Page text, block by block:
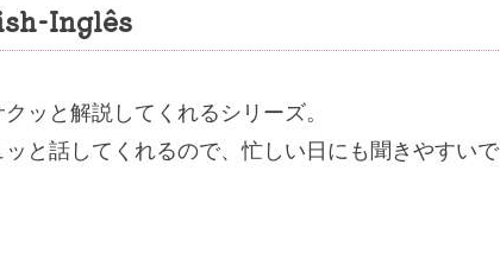
Inglês
ッと解説してくれるシリーズ。
と話してくれるので、忙しい日にも聞きやすいで